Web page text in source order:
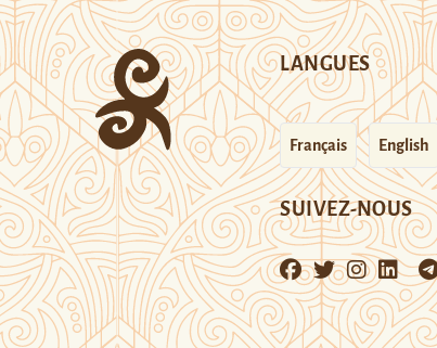
LANGUES
Français English
SUIVEZ-NOUS